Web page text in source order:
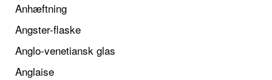
Anhæftning
Angster-flaske
Anglo-venetiansk glas
Anglaise